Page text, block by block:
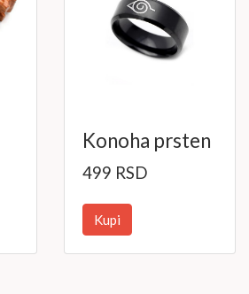
Konoha prsten
499 RSD
Kupi